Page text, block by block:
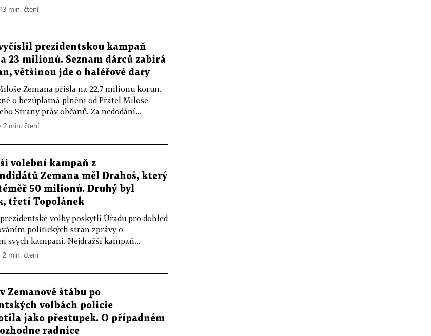
13 min. čtení
prezidentskou kampaň
23 milionů. Seznam dárců zabírá
většinou jde o haléřové dary
Zemana přišla na 22,7 milionu korun.
o bezúplatná plnění od Přátel Miloše
Strany práv občanů. Za nedodání...
2 min. čtení
volební kampaň z
Zemana měl Drahoš, který
50 milionů. Druhý byl
třetí Topolánek
volby poskytli Úřadu pro dohled
politických stran zprávy o
svých kampaní. Nejdražší kampaň...
2 min. čtení
Zemanově štábu po
volbách policie
jako přestupek. O případném
radnice